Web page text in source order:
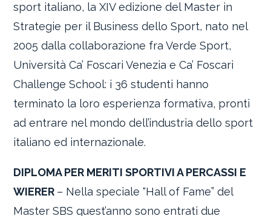
sport italiano, la XIV edizione del Master in
Strategie per il Business dello Sport, nato nel
2005 dalla collaborazione fra Verde Sport,
Università Ca’ Foscari Venezia e Ca’ Foscari
Challenge School: i 36 studenti hanno
terminato la loro esperienza formativa, pronti
ad entrare nel mondo dell’industria dello sport
italiano ed internazionale.
DIPLOMA PER MERITI SPORTIVI A PERCASSI E
WIERER – Nella speciale “Hall of Fame” del
Master SBS quest’anno sono entrati due